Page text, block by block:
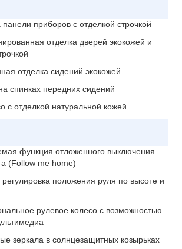
панели приборов с отделкой строчкой
отделка дверей экокожей и
отделка сидений экокожей
спинках передних сидений
с отделкой натуральной кожей
функция отложенного выключения
(Follow me home)
положения руля по высоте и
рулевое колесо с возможностью
зеркала в солнцезащитных козырьках